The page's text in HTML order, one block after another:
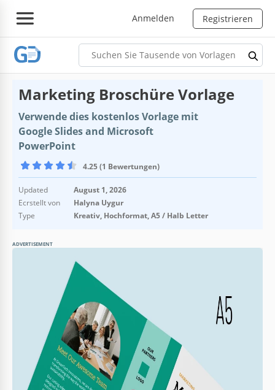
Anmelden Registrieren
Marketing Broschüre Vorlage
Verwende dies kostenlos Vorlage mit
Google Slides and Microsoft
PowerPoint
4.25 (1 Bewertungen)
Updated
August 1, 2026
Ecrstellt von
Halyna Uygur
Type
Kreativ, Hochformat, A5 / Halb Letter
ADVERTISEMENT
Vorlagenspezifikationen
Google Slides
Ausrichtung
Hochformat Brochüren & Broschüren
A5 / Halb Letter Brochüren & Broschüren Vorlagen
Erstellt